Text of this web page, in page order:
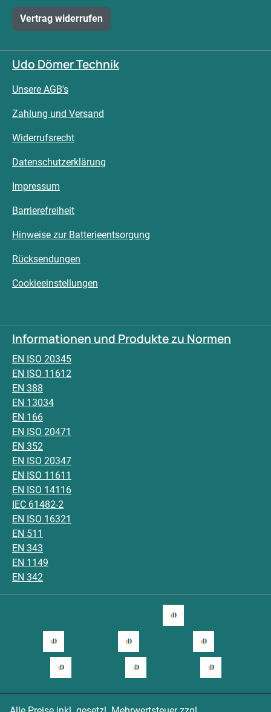
Vertrag widerrufen
Udo Dömer Technik
Unsere AGB's
Zahlung und Versand
Widerrufsrecht
Datenschutzerklärung
Impressum
Barrierefreiheit
Hinweise zur Batterieentsorgung
Rücksendungen
Cookieeinstellungen
Informationen und Produkte zu Normen
EN ISO 20345
EN ISO 11612
EN 388
EN 13034
EN 166
EN ISO 20471
EN 352
EN ISO 20347
EN ISO 11611
EN ISO 14116
IEC 61482-2
EN ISO 16321
EN 511
EN 343
EN 1149
EN 342